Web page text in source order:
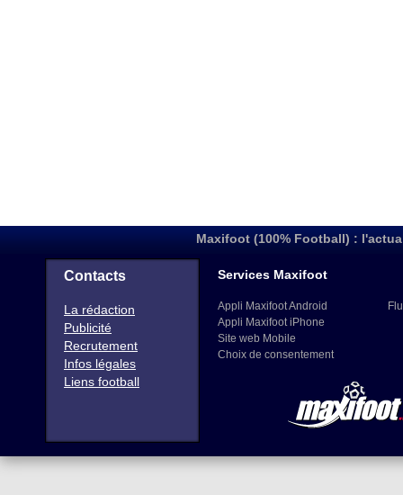
Maxifoot (100% Football) :
Contacts
La rédaction
Publicité
Recrutement
Infos légales
Liens football
Services Maxifoot
Appli Maxifoot Android
Appli Maxifoot iPhone
Site web Mobile
Choix de consentement